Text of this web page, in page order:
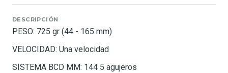
DESCRIPCIÓN
PESO: 725 gr (44 - 165 mm)
VELOCIDAD: Una velocidad
SISTEMA BCD MM: 144 5 agujeros